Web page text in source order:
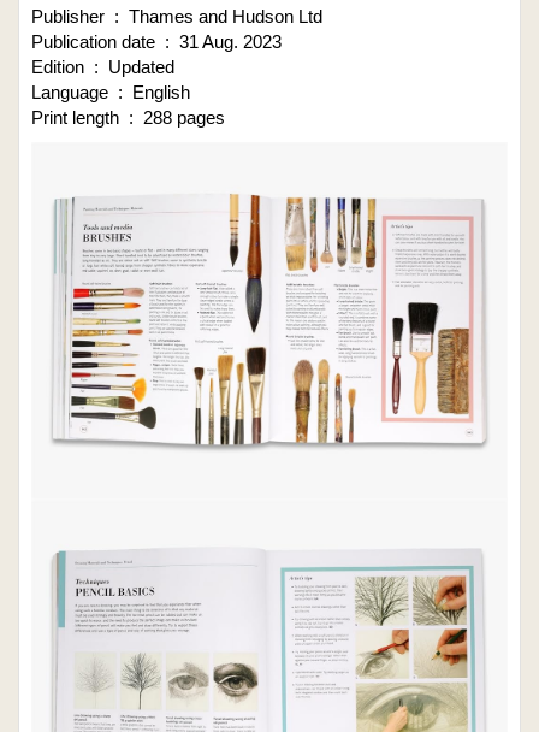
Publisher ‏ : ‎ Thames and Hudson Ltd
Publication date ‏ : ‎ 31 Aug. 2023
Edition ‏ : ‎ Updated
Language ‏ : ‎ English
Print length ‏ : ‎ 288 pages